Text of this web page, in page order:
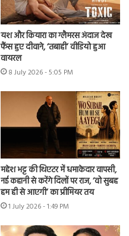
यश और कियारा का ग्लैमरस अंदाज देख
फैंस हुए दीवाने, ‘तबाही’ वीडियो हुआ
वायरल
8 July 2026 - 5:05 PM
महेश भट्ट की थिएटर में धमाकेदार वापसी,
नई कहानी से करेंगे दिलों पर राज, ‘वो सुबह
हम ही से आएगी’ का प्रीमियर तय
1 July 2026 - 1:49 PM